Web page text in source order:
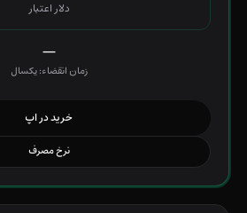
دلار اعتبار
—
زمان انقضاء: یکسال
خرید در اپ
نرخ مصرف